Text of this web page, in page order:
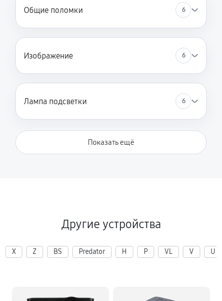
Общие поломки 6
Изображение 6
Лампа подсветки 6
Показать ещё
Другие устройства
X Z BS Predator H P VL V U